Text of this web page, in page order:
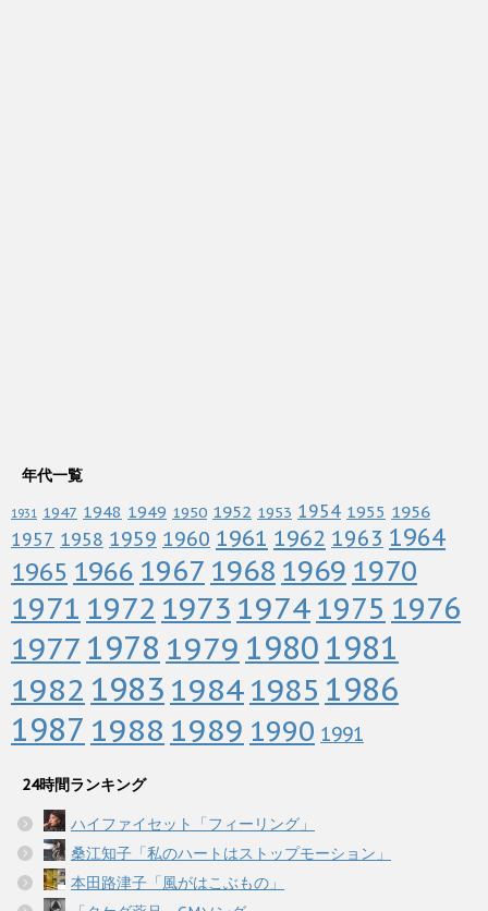
年代一覧
1931 1947 1948 1949 1950 1952 1953 1954 1955 1956
1957 1958 1959 1960 1961 1962 1963 1964
1965 1966 1967 1968 1969 1970
1971 1972 1973 1974 1975 1976
1977 1978 1979 1980 1981
1982 1983 19841985 1986
1987 1988 1989 1990 1991
24時間ランキング
ハイファイセット「フィーリング」
桑江知子「私のハートはストップモーション」
本田路津子「風がはこぶもの」